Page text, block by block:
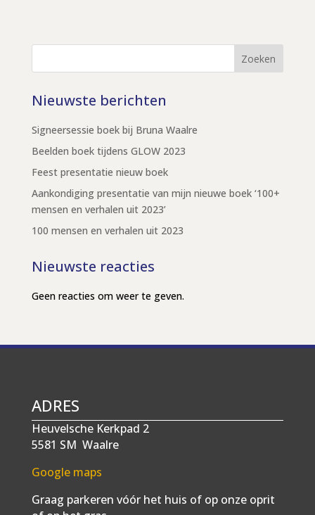
Zoeken
Nieuwste berichten
Signeersessie boek bij Bruna Waalre
Beelden boek tijdens GLOW 2023
Feest presentatie nieuw boek
Aankondiging presentatie van mijn nieuwe boek ‘100+
mensen en verhalen uit 2023’
100 mensen en verhalen uit 2023
Nieuwste reacties
Geen reacties om weer te geven.
ADRES
Heuvelsche Kerkpad 2
5581 SM Waalre
Google maps
Graag parkeren vóór het huis of op onze oprit